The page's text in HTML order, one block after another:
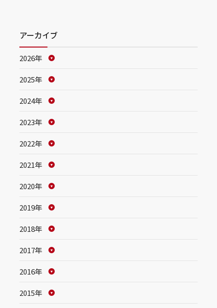
アーカイブ
2026年
2025年
2024年
2023年
2022年
2021年
2020年
2019年
2018年
2017年
2016年
2015年